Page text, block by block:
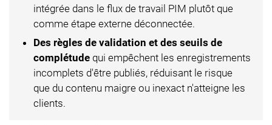
intégrée dans le flux de travail PIM plutôt que
comme étape externe déconnectée.
Des règles de validation et des seuils de
complétude qui empêchent les enregistrements
incomplets d'être publiés, réduisant le risque
que du contenu maigre ou inexact n'atteigne les
clients.